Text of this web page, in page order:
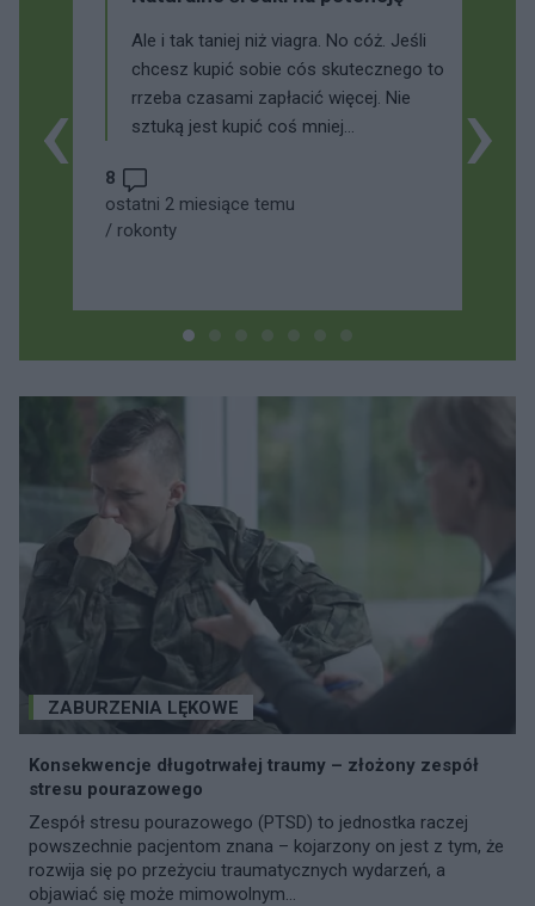
Ale i tak taniej niż viagra. No cóż. Jeśli
chcesz kupić sobie cós skutecznego to
rrzeba czasami zapłacić więcej. Nie
sztuką jest kupić coś mniej
8
ostatni 2 miesiące temu
/ rokonty
‹ ›
ZABURZENIA LĘKOWE
Konsekwencje długotrwałej traumy – złożony zespół
stresu pourazowego
Zespół stresu pourazowego (PTSD) to jednostka raczej
powszechnie pacjentom znana – kojarzony on jest z tym, że
rozwija się po przeżyciu traumatycznych wydarzeń, a
objawiać się może mimowolnym...